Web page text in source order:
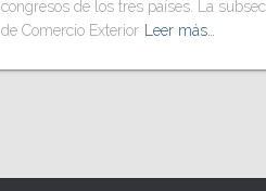
congresos de los tres países. La
de Comercio Exterior
Leer más…